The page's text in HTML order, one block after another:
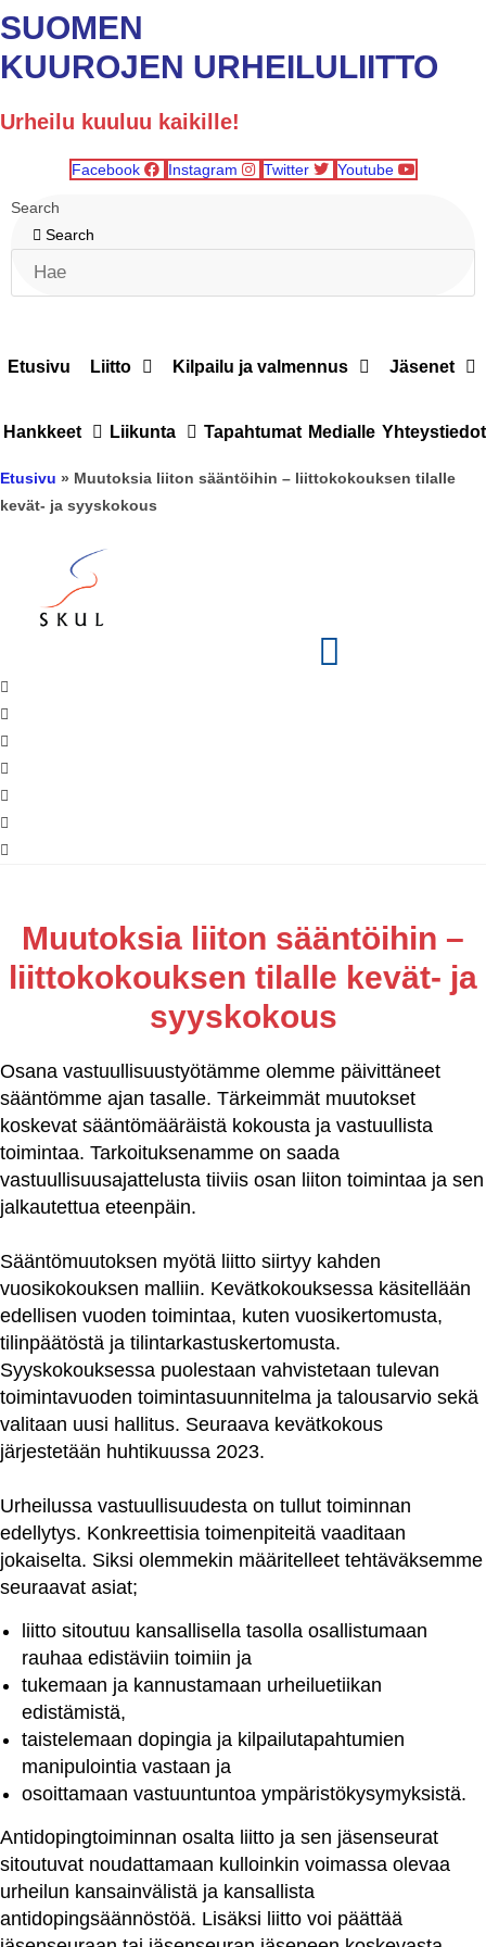
SUOMEN
KUUROJEN URHEILULIITTO
Urheilu kuuluu kaikille!
Facebook Instagram Twitter Youtube
Search
Search
Etusivu Liitto Kilpailu ja valmennus Jäsenet
Hankkeet Liikunta Tapahtumat Medialle Yhteystiedot
Etusivu » Muutoksia liiton sääntöihin – liittokokouksen tilalle
kevät- ja syyskokous
Muutoksia liiton sääntöihin –
liittokokouksen tilalle kevät- ja
syyskokous
Osana vastuullisuustyötämme olemme päivittäneet
sääntömme ajan tasalle. Tärkeimmät muutokset
koskevat sääntömääräistä kokousta ja vastuullista
toimintaa. Tarkoituksenamme on saada
vastuullisuusajattelusta tiiviis osan liiton toimintaa ja sen
jalkautettua eteenpäin.
Sääntömuutoksen myötä liitto siirtyy kahden
vuosikokouksen malliin. Kevätkokouksessa käsitellään
edellisen vuoden toimintaa, kuten vuosikertomusta,
tilinpäätöstä ja tilintarkastuskertomusta.
Syyskokouksessa puolestaan vahvistetaan tulevan
toimintavuoden toimintasuunnitelma ja talousarvio sekä
valitaan uusi hallitus. Seuraava kevätkokous
järjestetään huhtikuussa 2023.
Urheilussa vastuullisuudesta on tullut toiminnan
edellytys. Konkreettisia toimenpiteitä vaaditaan
jokaiselta. Siksi olemmekin määritelleet tehtäväksemme
seuraavat asiat;
liitto sitoutuu kansallisella tasolla osallistumaan
rauhaa edistäviin toimiin ja
tukemaan ja kannustamaan urheiluetiikan
edistämistä,
taistelemaan dopingia ja kilpailutapahtumien
manipulointia vastaan ja
osoittamaan vastuuntuntoa ympäristökysymyksistä.
Antidopingtoiminnan osalta liitto ja sen jäsenseurat
sitoutuvat noudattamaan kulloinkin voimassa olevaa
urheilun kansainvälistä ja kansallista
antidopingsäännöstöä. Lisäksi liitto voi päättää